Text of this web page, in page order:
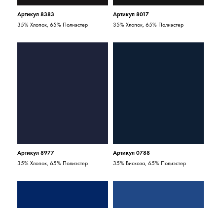
Артикул 8383
35% Хлопок, 65% Полиэстер
Артикул 8017
35% Хлопок, 65% Полиэстер
Артикул 8977
35% Хлопок, 65% Полиэстер
Артикул 0788
35% Вискоза, 65% Полиэстер